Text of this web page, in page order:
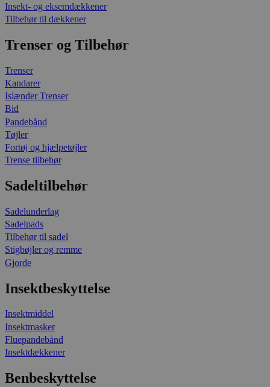
Insekt- og eksemdækkener
Tilbehør til dækkener
Trenser og Tilbehør
Trenser
Kandarer
Islænder Trenser
Bid
Pandebånd
Tøjler
Fortøj og hjælpetøjler
Trense tilbehør
Sadeltilbehør
Sadelunderlag
Sadelpads
Tilbehør til sadel
Stigbøjler og remme
Gjorde
Insektbeskyttelse
Insektmiddel
Insektmasker
Fluepandebånd
Insektdækkener
Benbeskyttelse